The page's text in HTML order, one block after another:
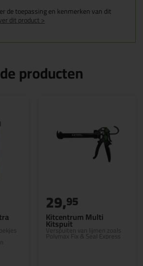
de toepassing en kenmerken van dit
dit product >
producten
Kitcentrum Multi
Kitspuit
Verspuiten van lijmen zoals
Polymax Fix & Seal Express
29,95